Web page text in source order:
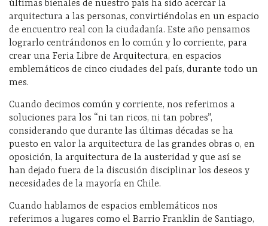
últimas bienales de nuestro país ha sido acercar la
arquitectura a las personas, convirtiéndolas en un espacio
de encuentro real con la ciudadanía. Este año pensamos
lograrlo centrándonos en lo común y lo corriente, para
crear una Feria Libre de Arquitectura, en espacios
emblemáticos de cinco ciudades del país, durante todo un
mes.
Cuando decimos común y corriente, nos referimos a
soluciones para los “ni tan ricos, ni tan pobres”,
considerando que durante las últimas décadas se ha
puesto en valor la arquitectura de las grandes obras o, en
oposición, la arquitectura de la austeridad y que así se
han dejado fuera de la discusión disciplinar los deseos y
necesidades de la mayoría en Chile.
Cuando hablamos de espacios emblemáticos nos
referimos a lugares como el Barrio Franklin de Santiago,